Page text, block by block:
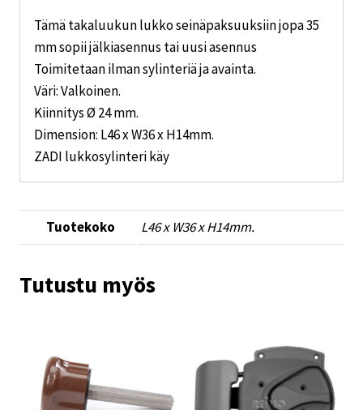
Tämä takaluukun lukko seinäpaksuuksiin jopa 35
mm sopii jälkiasennus tai uusi asennus
Toimitetaan ilman sylinteriä ja avainta.
Väri: Valkoinen.
Kiinnitys Ø 24 mm.
Dimension: L46 x W36 x H14mm.
ZADI lukkosylinteri käy
Tuotekoko L46 x W36 x H14mm.
Tutustu myös